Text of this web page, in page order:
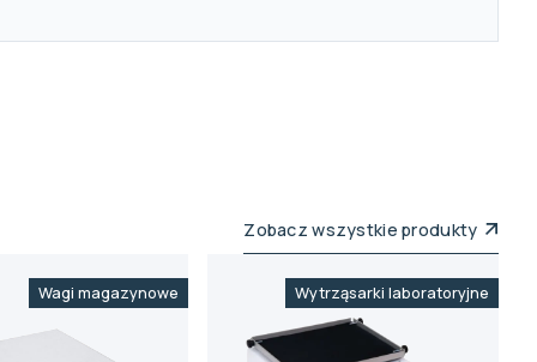
Zobacz wszystkie produkty
Wagi magazynowe Wytrząsarki laboratoryjne